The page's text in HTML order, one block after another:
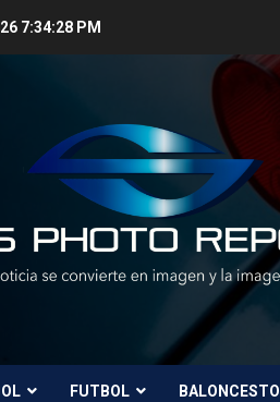
7:34:30 PM
FUTBOL BALONCESTO